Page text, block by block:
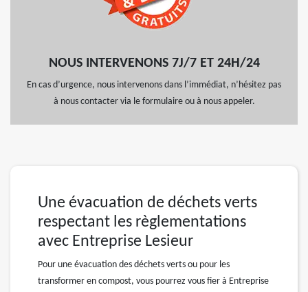
NOUS INTERVENONS 7J/7 ET 24H/24
En cas d’urgence, nous intervenons dans l’immédiat, n’hésitez pas
à nous contacter via le formulaire ou à nous appeler.
Une évacuation de déchets verts
respectant les règlementations
avec Entreprise Lesieur
Pour une évacuation des déchets verts ou pour les
transformer en compost, vous pourrez vous fier à Entreprise